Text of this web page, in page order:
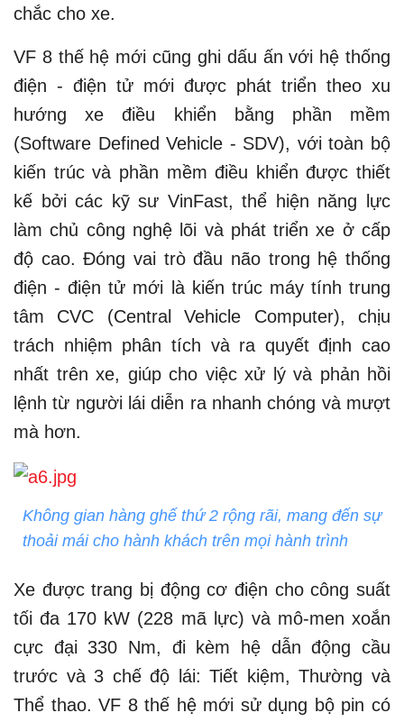
chắc cho xe.
VF 8 thế hệ mới cũng ghi dấu ấn với hệ thống
điện - điện tử mới được phát triển theo xu
hướng xe điều khiển bằng phần mềm
(Software Defined Vehicle - SDV), với toàn bộ
kiến trúc và phần mềm điều khiển được thiết
kế bởi các kỹ sư VinFast, thể hiện năng lực
làm chủ công nghệ lõi và phát triển xe ở cấp
độ cao. Đóng vai trò đầu não trong hệ thống
điện - điện tử mới là kiến trúc máy tính trung
tâm CVC (Central Vehicle Computer), chịu
trách nhiệm phân tích và ra quyết định cao
nhất trên xe, giúp cho việc xử lý và phản hồi
lệnh từ người lái diễn ra nhanh chóng và mượt
mà hơn.
Không gian hàng ghế thứ 2 rộng rãi, mang đến sự
thoải mái cho hành khách trên mọi hành trình
Xe được trang bị động cơ điện cho công suất
tối đa 170 kW (228 mã lực) và mô-men xoắn
cực đại 330 Nm, đi kèm hệ dẫn động cầu
trước và 3 chế độ lái: Tiết kiệm, Thường và
Thể thao. VF 8 thế hệ mới sử dụng bộ pin có